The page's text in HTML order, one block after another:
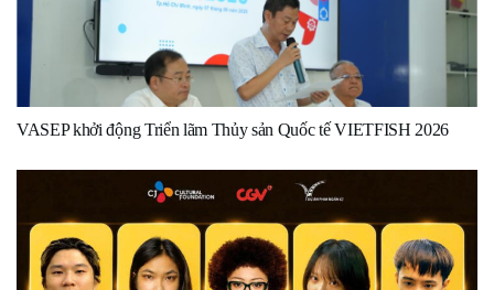
VASEP khởi động Triển lãm Thủy sản Quốc tế VIETFISH 2026